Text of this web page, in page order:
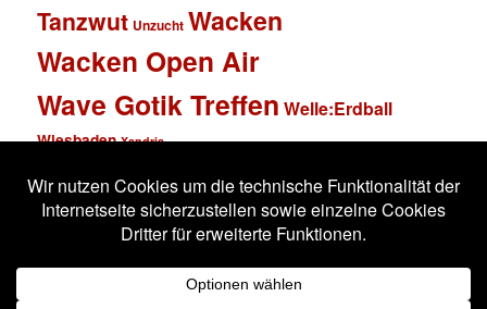
Tanzwut Unzucht Wacken
Wacken Open Air
Wave Gotik Treffen Welle:Erdball
Wiesbaden Xandria
Impressum